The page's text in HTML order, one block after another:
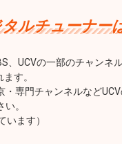
ルチューナー
UCVの一部のチャンネ
す。
専門チャンネルなど
。
います）